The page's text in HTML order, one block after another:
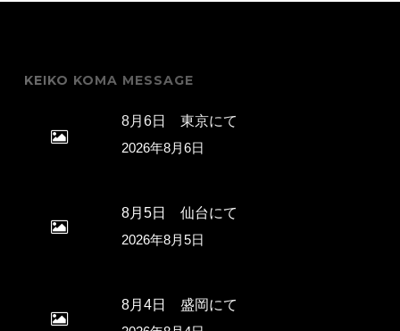
KEIKO KOMA MESSAGE
8月6日 東京にて
2026年8月6日
8月5日 仙台にて
2026年8月5日
8月4日 盛岡にて